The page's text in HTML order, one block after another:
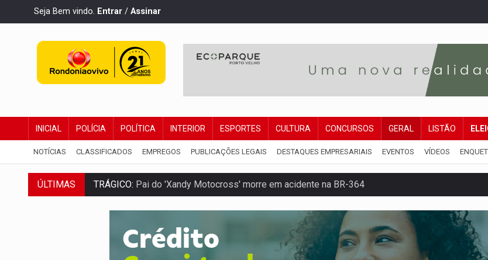
Seja Bem vindo. Entrar / Assinar
INICIAL POLÍCIA POLÍTICA INTERIOR ESPORTES CULTURA CONCURSOS GERAL LISTÃO
NOTÍCIAS CLASSIFICADOS EMPREGOS PUBLICAÇÕES LEGAIS DESTAQUES EMPRESARIAIS EVENTOS VÍDEOS
ÚLTIMAS
TRÁGICO:Pai do 'Xandy Motocross' morre em acidente na BR-364
VÍDEO:Motorista de caminhonete morre preso às ferragens em colisão com carreta na BR
Seis lugares gratuitos para aproveitar o fim de semana em Porto Velho
FTICCO e Força Tática prendem membro do CV com arma e drogas em boca de fumo